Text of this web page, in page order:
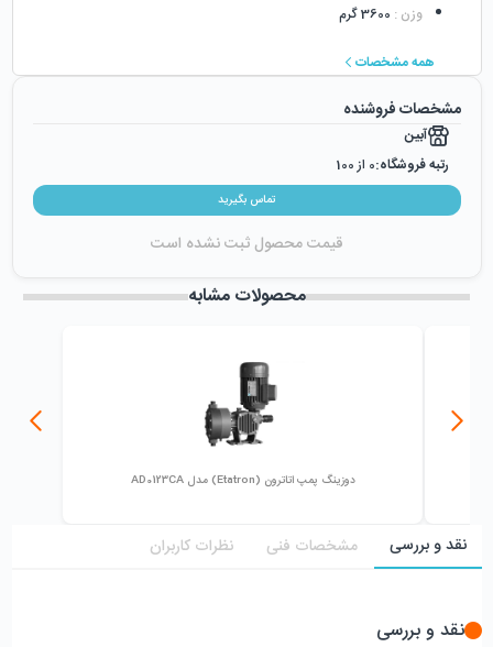
وزن : 3600 گرم
همه مشخصات
مشخصات فروشنده
آبین
رتبه فروشگاه:0 از 100
زمان ایجاد فروشگاه :دوشنبه ۱۵ آبان ۱۳۹۶
تماس بگیرید
قیمت محصول ثبت نشده است
محصولات مشابه
دوزینگ پمپ اتاترون (Etatron) مدل AD0123CA
نقد و بررسی مشخصات فنی نظرات کاربران
نقد و بررسی